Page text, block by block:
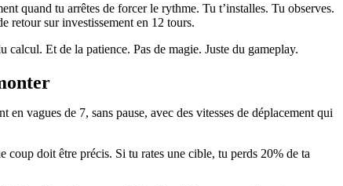
quand tu arrêtes de forcer le rythme. Tu t’installes. Tu observes.
retour sur investissement en 12 tours.
calcul. Et de la patience. Pas de magie. Juste du gameplay.
vagues de 7, sans pause, avec des vitesses de déplacement qui
coup doit être précis. Si tu rates une cible, tu perds 20% de ta